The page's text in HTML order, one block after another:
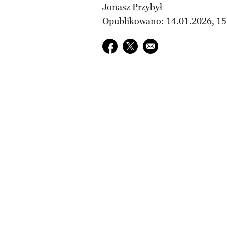
Jonasz Przybył
Opublikowano: 14.01.2026,
Udostępnij na facebook
Udostępnij na twitter
E-mail do przyjaciela